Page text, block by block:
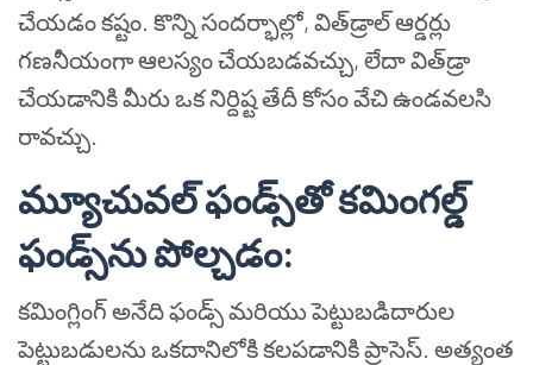
చేయడం కష్టం. కొన్ని సందర్భాల్లో, విత్‍డ్రాల్ ఆర్డర్లు
గణనీయంగా ఆలస్యం చేయబడవచ్చు, లేదా విత్‍డ్రా
చేయడానికి మీరు ఒక నిర్దిష్ట తేదీ కోసం వేచి ఉండవలసి
రావచ్చు.
మ్యూచువల్ ఫండ్స్‌తో కమింగల్డ్
ఫండ్స్‌ను పోల్చడం:
కమింగ్లింగ్ అనేది ఫండ్స్ మరియు పెట్టుబడిదారుల
పెట్టుబడులను ఒకదానిలోకి కలపడానికి ప్రాసెస్. అత్యంత